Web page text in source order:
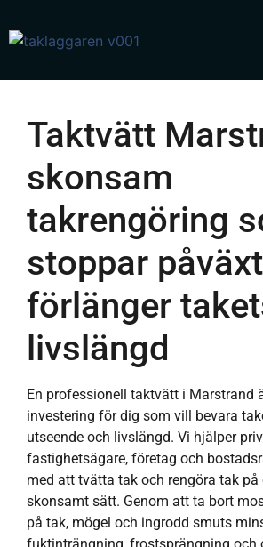
Taktvätt
skonsam
takrengöring
stoppar
förlänger
livslängd
En professionell taktvätt i Marstrand
investering för dig som vill bevara
utseende och livslängd. Vi hjälper
fastighetsägare, företag och
med att tvätta tak och rengöra tak
skonsamt sätt. Genom att ta bort
på tak, mögel och ingrodd smuts